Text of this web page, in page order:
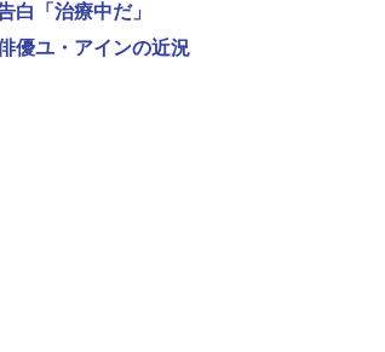
白「治療中だ」
優ユ・アインの近況